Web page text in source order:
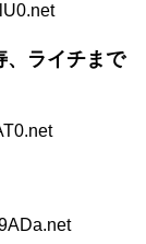
、ライチまで